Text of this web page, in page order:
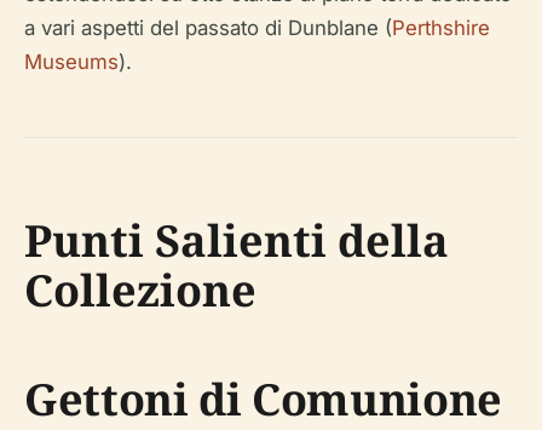
a vari aspetti del passato di Dunblane (Perthshire
Museums).
Punti Salienti della
Collezione
Gettoni di Comunione